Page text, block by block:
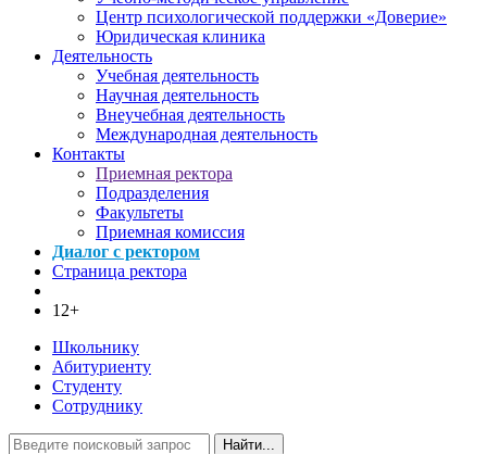
Центр психологической поддержки «Доверие»
Юридическая клиника
Деятельность
Учебная деятельность
Научная деятельность
Внеучебная деятельность
Международная деятельность
Контакты
Приемная ректора
Подразделения
Факультеты
Приемная комиссия
Диалог с ректором
Страница ректора
12+
Школьнику
Абитуриенту
Студенту
Сотруднику
Найти...